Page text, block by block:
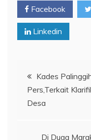
Facebook
Linkedin
Navigasi
pos
Kades
Pers,Terkait
Desa
Di Duga